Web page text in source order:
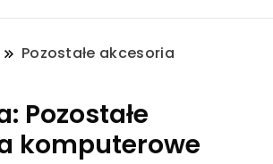
Pozostałe akcesoria
Pozostałe
komputerowe